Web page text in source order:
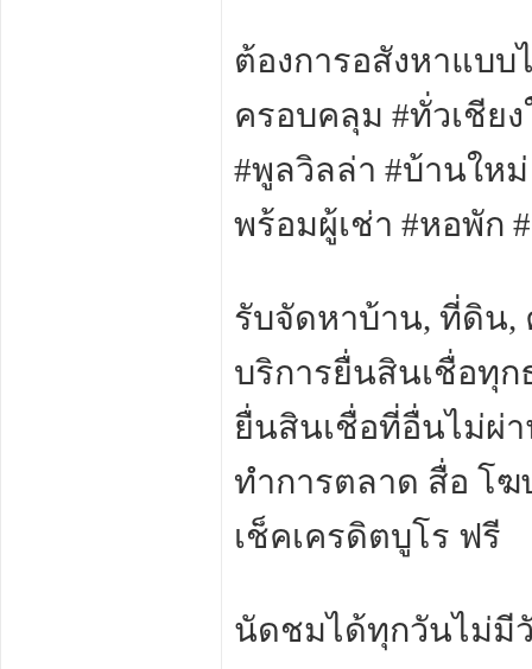
ต้องการอสังหาแบบ
ครอบคลุม #ทั่วเชีย
#พูลวิลล่า #บ้านให
พร้อมผู้เช่า #หอพัก
รับจัดหาบ้าน, ที่ดิน,
บริการยื่นสินเชื่อทุ
ยื่นสินเชื่อที่อื่นไม่ผ่
ทำการตลาด สื่อ โ
เช็คเครดิตบูโร ฟรี
นัดชมได้ทุกวันไม่มี